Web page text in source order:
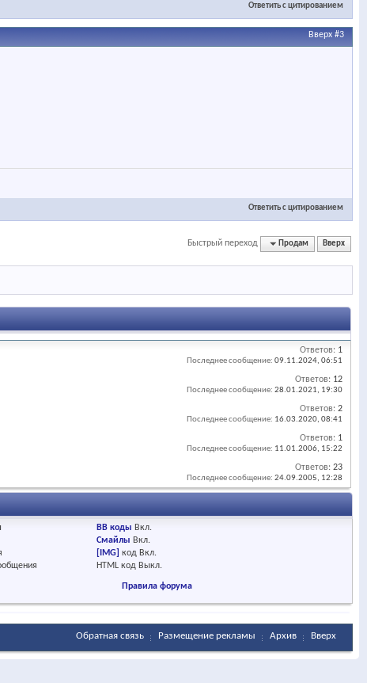
Ответить с цитированием
Вверх #3
Ответить с цитированием
Быстрый переход Продам Вверх
Ответов: 1
Последнее сообщение: 09.11.2024, 06:51
Ответов: 12
Последнее сообщение: 28.01.2021, 19:30
Ответов: 2
Последнее сообщение: 16.03.2020, 08:41
Ответов: 1
Последнее сообщение: 11.01.2006, 15:22
Ответов: 23
Последнее сообщение: 24.09.2005, 12:28
BB коды Вкл.
Смайлы Вкл.
[IMG] код Вкл.
HTML код Выкл.
Правила форума
Обратная связь Размещение рекламы Архив Вверх